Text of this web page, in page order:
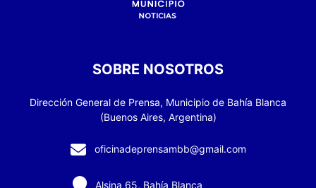
SOBRE NOSOTROS
Dirección General de Prensa, Municipio de Bahía Blanca
(Buenos Aires, Argentina)
oficinadeprensambb@gmail.com
Alsina 65, Bahía Blanca